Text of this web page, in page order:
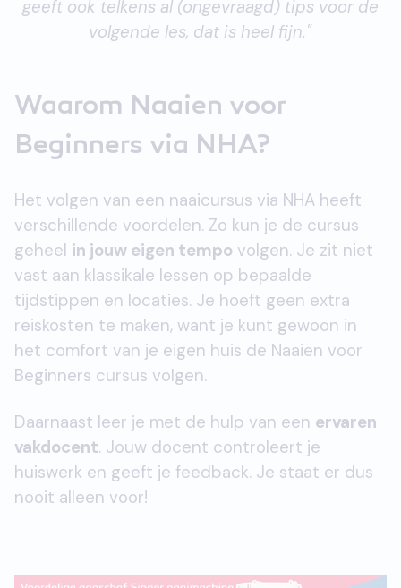
geeft ook telkens al (ongevraagd) tips voor de
volgende les, dat is heel fijn."
Waarom Naaien voor
Beginners via NHA?
Het volgen van een naaicursus via NHA heeft
verschillende voordelen. Zo kun je de cursus
geheel in jouw eigen tempo volgen. Je zit niet
vast aan klassikale lessen op bepaalde
tijdstippen en locaties. Je hoeft geen extra
reiskosten te maken, want je kunt gewoon in
het comfort van je eigen huis de Naaien voor
Beginners cursus volgen.
Daarnaast leer je met de hulp van een ervaren
vakdocent. Jouw docent controleert je
huiswerk en geeft je feedback. Je staat er dus
nooit alleen voor!